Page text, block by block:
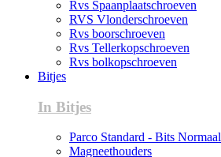
Rvs Spaanplaatschroeven
RVS Vlonderschroeven
Rvs boorschroeven
Rvs Tellerkopschroeven
Rvs bolkopschroeven
Bitjes
In Bitjes
Parco Standard - Bits Normaal
Magneethouders